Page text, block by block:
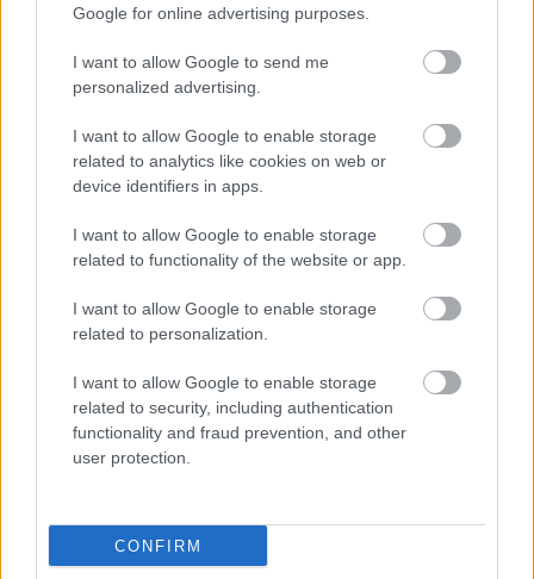
Google for online advertising purposes.
I want to allow Google to send me
personalized advertising.
I want to allow Google to enable storage
related to analytics like cookies on web or
device identifiers in apps.
I want to allow Google to enable storage
related to functionality of the website or app.
I want to allow Google to enable storage
related to personalization.
I want to allow Google to enable storage
related to security, including authentication
functionality and fraud prevention, and other
user protection.
CONFIRM
ENERGIATAKARÉKOSSÁG: KORÁBBAN KEZDŐDIK
A GYŐRI AUDI ETO KC PÉNTEKI FELKÉSZÜLÉSI
MÉRKŐZÉSE
Az energiaellátás tehermentesítése érdekében másfél órával
előrébb hozták a Brest Bretagne Handball elleni találkozó
1 hozzászólás